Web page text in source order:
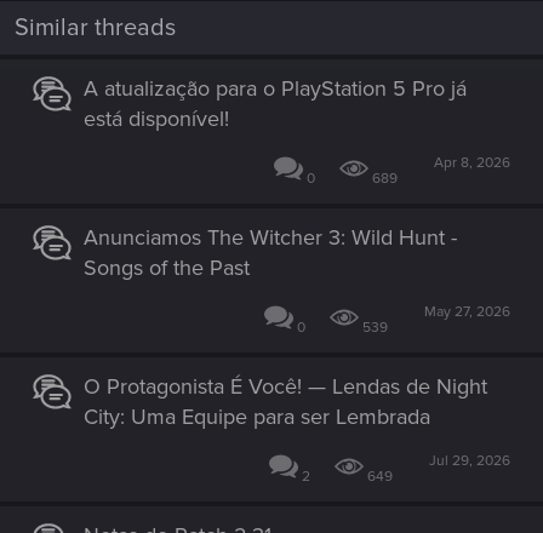
Similar threads
A atualização para o PlayStation 5 Pro já
está disponível!
0 689
Apr 8, 2026
Anunciamos The Witcher 3: Wild Hunt -
Songs of the Past
0 539
May 27, 2026
O Protagonista É Você! — Lendas de Night
City: Uma Equipe para ser Lembrada
2 649
Jul 29, 2026